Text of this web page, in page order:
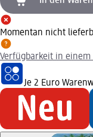
Momentan nicht
Verfügbarkeit in
Je 2 Euro